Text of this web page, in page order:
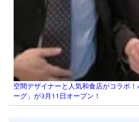
空間デザイナーと人気和食店がコラボ
ーグ」が3月11日オープン！